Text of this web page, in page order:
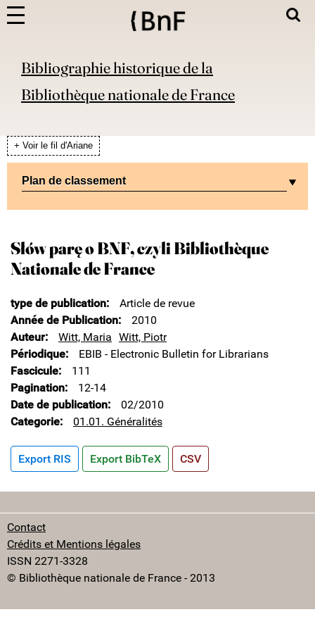
Bibliographie historique de la
Bibliothèque nationale de France
+ Voir le fil d'Ariane
Plan de classement
Słów parę o BNF, czyli Bibliothèque
Nationale de France
type de publication
Article de revue
Année de Publication
2010
Auteur
Witt, Maria Witt, Piotr
Périodique
EBIB - Electronic Bulletin for Librarians
Fascicule
111
Pagination
12-14
Date de publication
02/2010
Categorie
01.01. Généralités
Export RIS Export BibTeX CSV
Contact
Crédits et Mentions légales
ISSN 2271-3328
© Bibliothèque nationale de France - 2013